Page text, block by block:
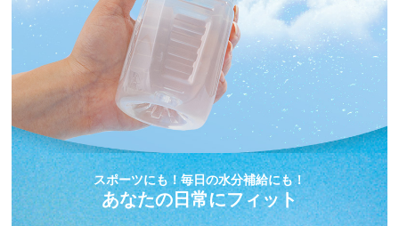
スポーツにも！毎日の水分補給にも！
あなたの日常にフィット